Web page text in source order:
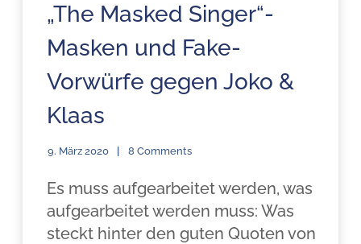
„The Masked Singer“-
Masken und Fake-
Vorwürfe gegen Joko &
Klaas
9. März 2020 8 Comments
Es muss aufgearbeitet werden, was
aufgearbeitet werden muss: Was
steckt hinter den guten Quoten von